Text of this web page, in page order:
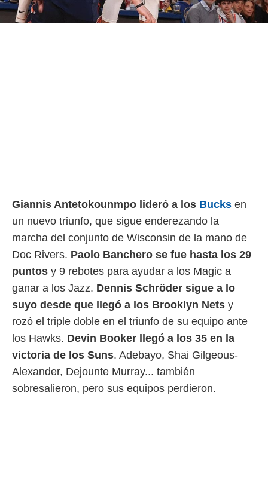
Giannis Antetokounmpo lideró a los Bucks en
un nuevo triunfo, que sigue enderezando la
marcha del conjunto de Wisconsin de la mano de
Doc Rivers. Paolo Banchero se fue hasta los 29
puntos y 9 rebotes para ayudar a los Magic a
ganar a los Jazz. Dennis Schröder sigue a lo
suyo desde que llegó a los Brooklyn Nets y
rozó el triple doble en el triunfo de su equipo ante
los Hawks. Devin Booker llegó a los 35 en la
victoria de los Suns. Adebayo, Shai Gilgeous-
Alexander, Dejounte Murray... también
sobresalieron, pero sus equipos perdieron.